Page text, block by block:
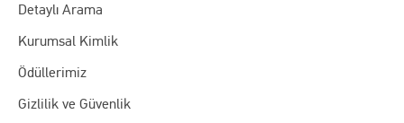
Detaylı Arama
Kurumsal Kimlik
Ödüllerimiz
Gizlilik ve Güvenlik